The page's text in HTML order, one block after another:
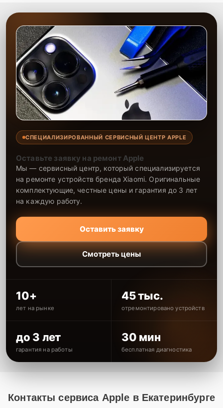
СПЕЦИАЛИЗИРОВАННЫЙ СЕРВИСНЫЙ ЦЕНТР APPLE
Оставьте заявку на ремонт Apple
Мы — сервисный центр, который специализируется
на ремонте устройств бренда Xiaomi. Оригинальные
комплектующие, честные цены и гарантия до 3 лет
на каждую работу.
Оставить заявку
Смотреть цены
10+
лет на рынке
45 тыс.
отремонтировано устройств
до 3 лет
гарантия на работы
30 мин
бесплатная диагностика
Контакты сервиса Apple в Екатеринбурге